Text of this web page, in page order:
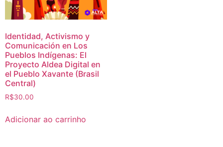
Identidad, Activismo y
Comunicación en Los
Pueblos Indígenas: El
Proyecto Aldea Digital en
el Pueblo Xavante (Brasil
Central)
R$30.00
Adicionar ao carrinho